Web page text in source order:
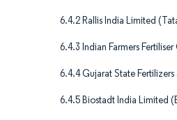
6.4.2 Rallis India Limited
6.4.3 Indian Farmers
6.4.4 Gujarat State
6.4.5 Biostadt India Limited